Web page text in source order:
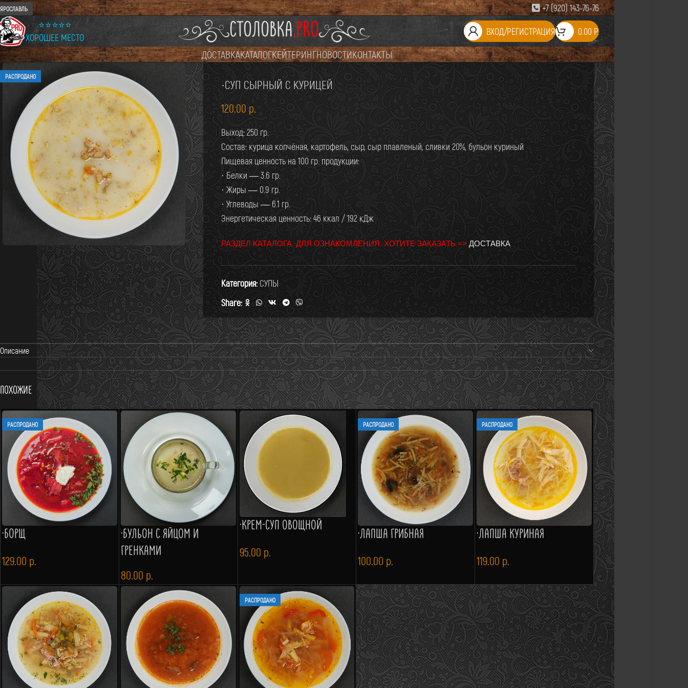
ЯРОСЛАВЛЬ
+7 (920) 143-76-76
⭐⭐⭐⭐⭐
ХОРОШЕЕ МЕСТО
СТОЛОВКА.PRO ВХОД/РЕГИСТРАЦИЯ 0.00 Р.
ДОСТАВКАКАТАЛОГКЕЙТЕРИНГНОВОСТИКОНТАКТЫ
РАСПРОДАНО
·СУП СЫРНЫЙ С КУРИЦЕЙ
120.00р.
Выход: 250 гр.
Состав: курица копчёная, картофель, сыр, сыр плавленый, сливки 20%, бульон куриный
Пищевая ценность на 100 гр. продукции:
· Белки — 3.6 гр.
· Жиры — 0.9 гр.
· Углеводы — 6.1 гр.
Энергетическая ценность: 46 ккал / 192 кДж
РАЗДЕЛ КАТАЛОГА. ДЛЯ ОЗНАКОМЛЕНИЯ. ХОТИТЕ ЗАКАЗАТЬ => ДОСТАВКА
Категория:СУПЫ
Share:
Описание
Похожие
РАСПРОДАНО
·БОРЩ
129.00 р.
·БУЛЬОН С ЯЙЦОМ И
ГРЕНКАМИ
80.00 р.
·КРЕМ-СУП ОВОЩНОЙ
95.00 р.
РАСПРОДАНО
·ЛАПША ГРИБНАЯ
100.00 р.
РАСПРОДАНО
·ЛАПША КУРИНАЯ
119.00 р.
РАСПРОДАНО